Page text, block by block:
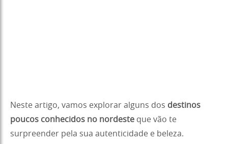
Neste artigo, vamos explorar alguns dos destinos
poucos conhecidos no nordeste que vão te
surpreender pela sua autenticidade e beleza.